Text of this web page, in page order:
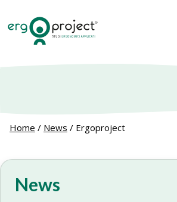
Home / News / Ergoproject
News